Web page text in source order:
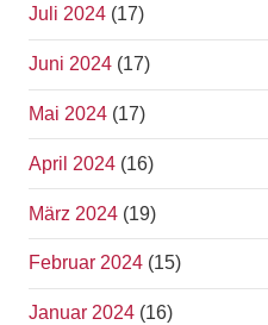
Juli 2024 (17)
Juni 2024 (17)
Mai 2024 (17)
April 2024 (16)
März 2024 (19)
Februar 2024 (15)
Januar 2024 (16)